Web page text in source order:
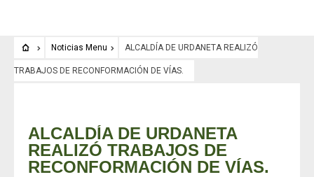
Noticias Menu ALCALDÍA DE URDANETA REALIZÓ
TRABAJOS DE RECONFORMACIÓN DE VÍAS.
ALCALDÍA DE URDANETA
REALIZÓ TRABAJOS DE
RECONFORMACIÓN DE VÍAS.